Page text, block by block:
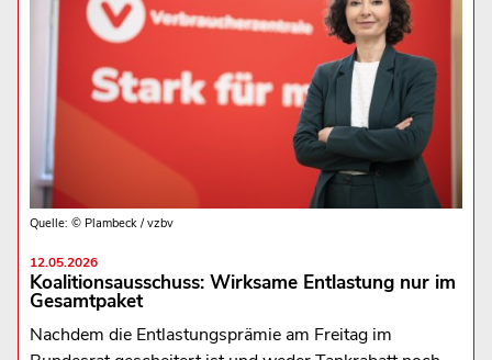
Quelle: © Plambeck / vzbv
12.05.2026
Koalitionsausschuss: Wirksame Entlastung nur im
Gesamtpaket
Nachdem die Entlastungsprämie am Freitag im